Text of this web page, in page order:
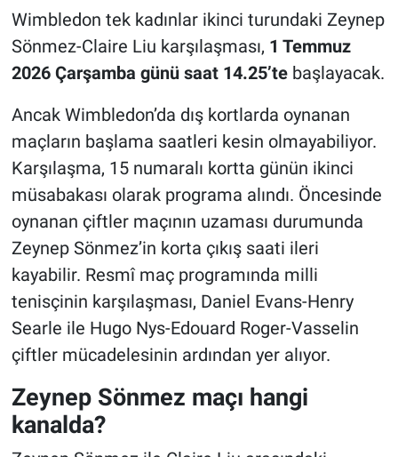
Wimbledon tek kadınlar ikinci turundaki Zeynep
Sönmez-Claire Liu karşılaşması, 1 Temmuz
2026 Çarşamba günü saat 14.25’tebaşlayacak.
Ancak Wimbledon’da dış kortlarda oynanan
maçların başlama saatleri kesin olmayabiliyor.
Karşılaşma, 15 numaralı kortta günün ikinci
müsabakası olarak programa alındı. Öncesinde
oynanan çiftler maçının uzaması durumunda
Zeynep Sönmez’in korta çıkış saati ileri
kayabilir. Resmî maç programında milli
tenisçinin karşılaşması, Daniel Evans-Henry
Searle ile Hugo Nys-Edouard Roger-Vasselin
çiftler mücadelesinin ardından yer alıyor.
Zeynep Sönmez maçı hangi
kanalda?